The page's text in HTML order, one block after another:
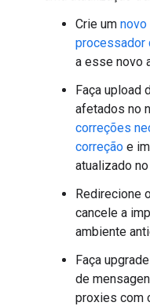
Crie um novo
processador
a esse novo
Faça upload
afetados no
correções
correção e
atualizado
Redirecione
cancele a
ambiente
Faça
de
proxies com